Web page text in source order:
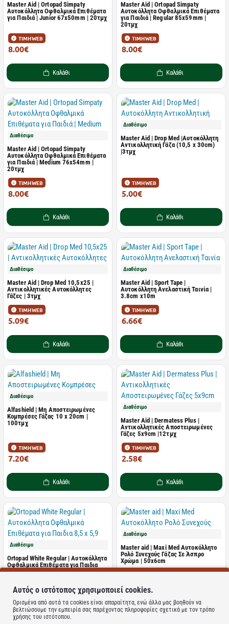
Master Aid | Ortopad Simpaty
Αυτοκόλλητα Οφθαλμικά Επιθέματα
για Παιδιά | Junior 67x50mm | 20τμχ
ΤΙΜΗ WEB
8.00€
Καλάθι
Master Aid | Ortopad Simpaty
Αυτοκόλλητα Οφθαλμικά Επιθέματα
για Παιδιά | Regular 85x59mm |
20τμχ
ΤΙΜΗ WEB
8.00€
Καλάθι
Διαθέσιμο
Master Aid | Ortopad Simpaty
Αυτοκόλλητα Οφθαλμικά Επιθέματα
για Παιδιά | Medium 76x54mm |
20τμχ
ΤΙΜΗ WEB
8.00€
Καλάθι
Διαθέσιμο
Master Aid | Drop Med |Αυτοκόλλητη
Αντικολλητική Γάζα (10,5 x 30cm)
|3τμχ
ΤΙΜΗ WEB
5.00€
Καλάθι
Διαθέσιμο
Master Aid | Drop Med 10,5x25 |
Αντικολλητικές Αυτοκόλλητες
Γάζες | 3τμχ
ΤΙΜΗ WEB
5.09€
Καλάθι
Διαθέσιμο
Master Aid | Sport Tape |
Αυτοκόλλητη Ανελαστική Ταινία |
3.8cm x10m
ΤΙΜΗ WEB
6.66€
Καλάθι
Διαθέσιμο
Alfashield | Μη Αποστειρωμένες
Κομπρέσες Γάζας 10 x 20cm |
100τμχ
ΤΙΜΗ WEB
7.20€
Καλάθι
Διαθέσιμο
Master Aid | Dermatess Plus |
Αντικολλητικές Αποστειρωμένες
Γάζες 5x9cm |12τμχ
ΤΙΜΗ WEB
2.58€
Καλάθι
Διαθέσιμο
Ortopad White Regular | Αυτοκόλλητα
Οφθαλμικά Επιθέματα για Παιδια
8,5 x 5,9 cm | 50 τμχ
ΤΙΜΗ WEB
14.68€
Καλάθι
Διαθέσιμο
Master aid | Maxi Med Αυτοκόλλητο
Ρολό Συνεχούς Γάζας Σε Άσπρο
Χρώμα | 50x6cm
ΤΙΜΗ WEB
2.47€
Αυτός ο ιστότοπος χρησιμοποιεί cookies.
Ορισμένα από αυτά τα cookies είναι απαραίτητα, ενώ άλλα μας βοηθούν να
βελτιώσουμε την εμπειρία σας παρέχοντας πληροφορίες σχετικά με τον τρόπο
χρήσης του ιστότοπου.